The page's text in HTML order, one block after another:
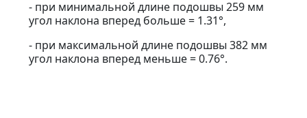
- при минимальной длине подошвы 259 мм
угол наклона вперед больше = 1.31°,
- при максимальной длине подошвы 382 мм
угол наклона вперед меньше = 0.76°.